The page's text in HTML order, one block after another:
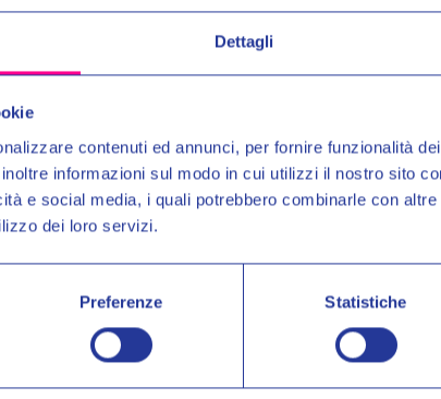
Dettagli
contenuti ed annunci, per fornire funzionalità
informazioni sul modo in cui utilizzi il nostro sito
e social media, i quali potrebbero combinarle con
dei loro servizi.
Preferenze Statistiche
Entra nel
Email: